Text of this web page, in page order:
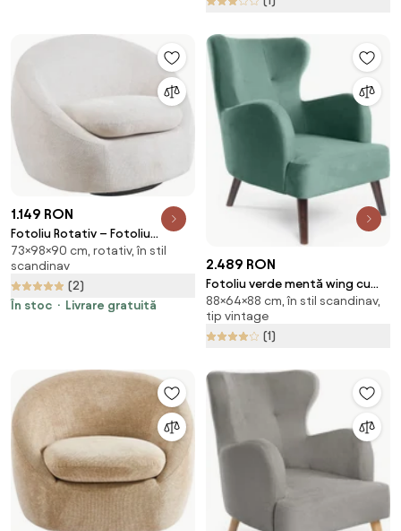
1.149 RON
Fotoliu Rotativ – Fotoliu
Modern și Confortabil pentru
Living, Material Textil, stofă
Aragon, Alb
73×98×90 cm, rotativ, în stil
scandinav
(2)
În stoc
Livrare gratuită
2.489 RON
Fotoliu verde mentă wing cu
tapițerie din catifea Noemye –
Bonami Selection
88×64×88 cm, în stil scandinav,
tip vintage
(1)